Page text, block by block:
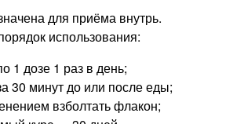
для приёма внутрь.
использования:
1 дозе 1 раз в день;
30 минут до или после еды;
взболтать флакон;